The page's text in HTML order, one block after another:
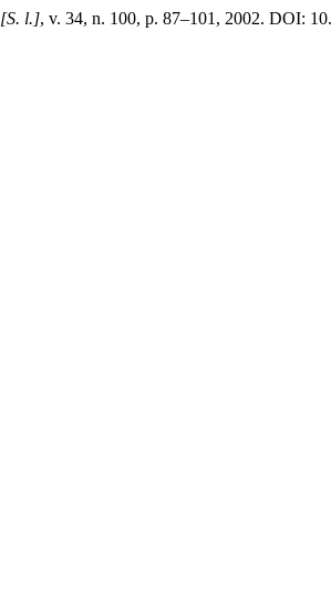
[S. l.], v. 34, n. 100, p. 87–101, 2002. DOI: